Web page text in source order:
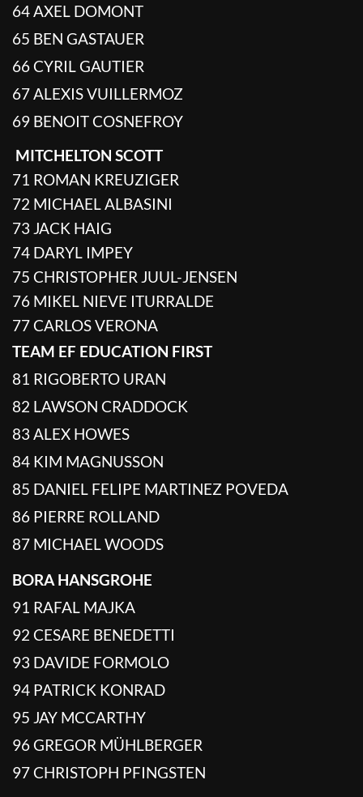
64 AXEL DOMONT
65 BEN GASTAUER
66 CYRIL GAUTIER
67 ALEXIS VUILLERMOZ
69 BENOIT COSNEFROY
MITCHELTON SCOTT
71 ROMAN KREUZIGER
72 MICHAEL ALBASINI
73 JACK HAIG
74 DARYL IMPEY
75 CHRISTOPHER JUUL-JENSEN
76 MIKEL NIEVE ITURRALDE
77 CARLOS VERONA
TEAM EF EDUCATION FIRST
81 RIGOBERTO URAN
82 LAWSON CRADDOCK
83 ALEX HOWES
84 KIM MAGNUSSON
85 DANIEL FELIPE MARTINEZ POVEDA
86 PIERRE ROLLAND
87 MICHAEL WOODS
BORA HANSGROHE
91 RAFAL MAJKA
92 CESARE BENEDETTI
93 DAVIDE FORMOLO
94 PATRICK KONRAD
95 JAY MCCARTHY
96 GREGOR MÜHLBERGER
97 CHRISTOPH PFINGSTEN